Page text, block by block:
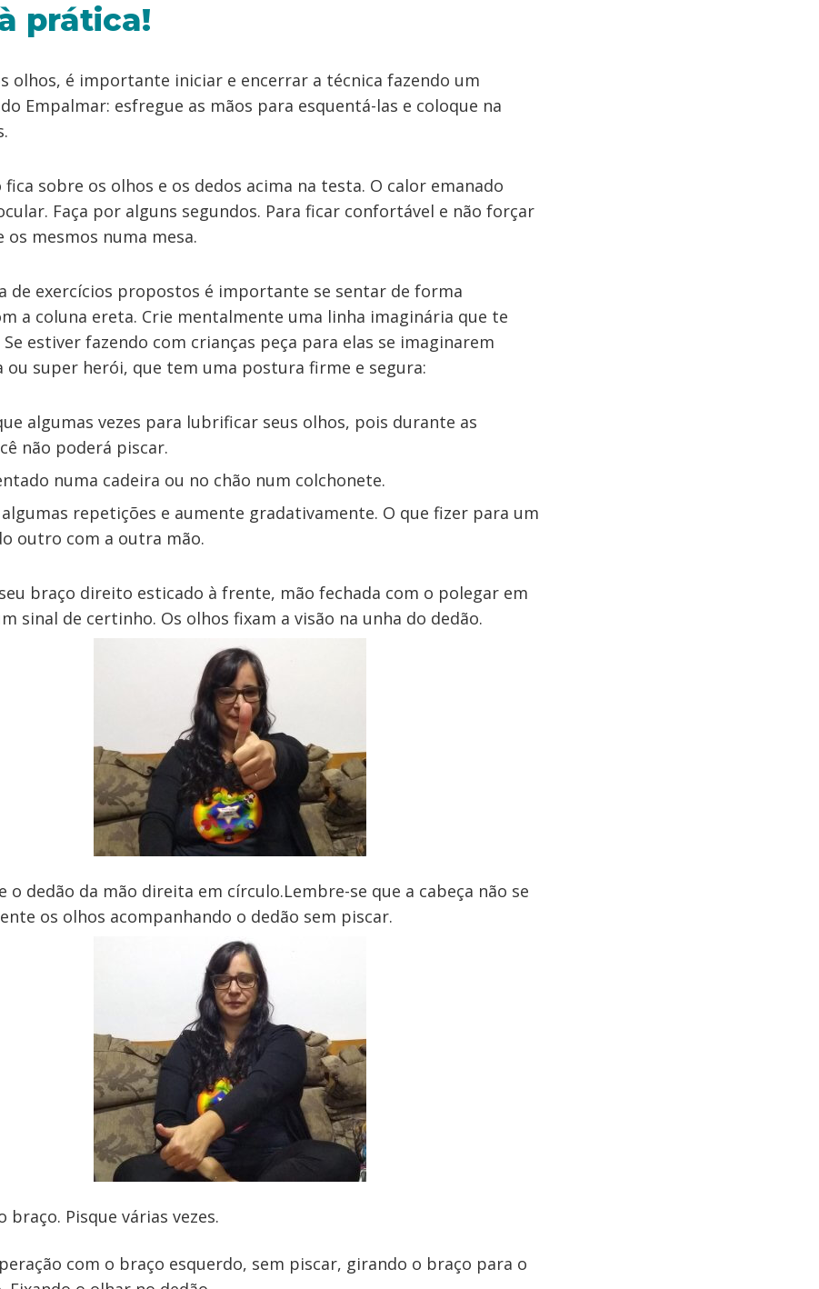
prática!
olhos, é importante iniciar e encerrar a técnica fazendo um
Empalmar: esfregue as mãos para esquentá-las e coloque na
fica sobre os olhos e os dedos acima na testa. O calor emanado
Faça por alguns segundos. Para ficar confortável e não forçar
os mesmos numa mesa.
de exercícios propostos é importante se sentar de forma
a coluna ereta. Crie mentalmente uma linha imaginária que te
estiver fazendo com crianças peça para elas se imaginarem
ou super herói, que tem uma postura firme e segura:
algumas vezes para lubrificar seus olhos, pois durante as
não poderá piscar.
numa cadeira ou no chão num colchonete.
algumas repetições e aumente gradativamente. O que fizer para um
outro com a outra mão.
braço direito esticado à frente, mão fechada com o polegar em
sinal de certinho. Os olhos fixam a visão na unha do dedão.
o dedão da mão direita em círculo.Lembre-se que a cabeça não se
os olhos acompanhando o dedão sem piscar.
braço. Pisque várias vezes.
com o braço esquerdo, sem piscar, girando o braço para o